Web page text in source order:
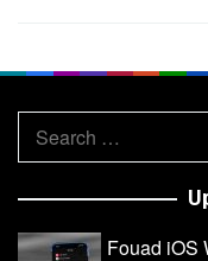
Search
for:
Fouad iOS